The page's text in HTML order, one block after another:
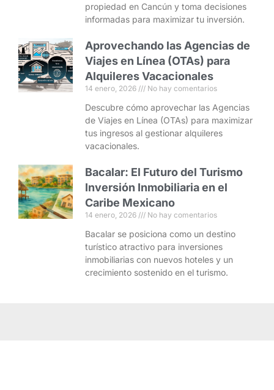
propiedad en Cancún y toma decisiones
informadas para maximizar tu inversión.
Aprovechando las Agencias de
Viajes en Línea (OTAs) para
Alquileres Vacacionales
14 enero, 2026 No hay comentarios
Descubre cómo aprovechar las Agencias
de Viajes en Línea (OTAs) para maximizar
tus ingresos al gestionar alquileres
vacacionales.
Bacalar: El Futuro del Turismo
Inversión Inmobiliaria en el
Caribe Mexicano
14 enero, 2026 No hay comentarios
Bacalar se posiciona como un destino
turístico atractivo para inversiones
inmobiliarias con nuevos hoteles y un
crecimiento sostenido en el turismo.